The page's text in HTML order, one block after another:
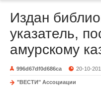
Издан
указатель,
амурскому
996d67df0d686ca 20-10-
"ВЕСТИ" Ассоциации